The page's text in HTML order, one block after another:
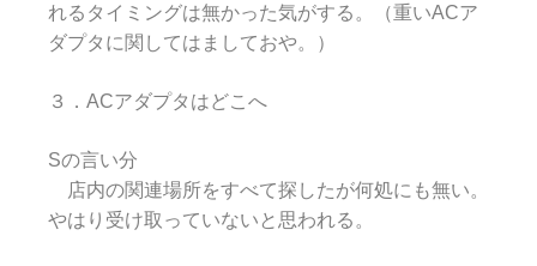
れるタイミングは無かった気がする。（重いACア
ダプタに関してはましておや。）
３．ACアダプタはどこへ
Sの言い分
店内の関連場所をすべて探したが何処にも無い。
やはり受け取っていないと思われる。